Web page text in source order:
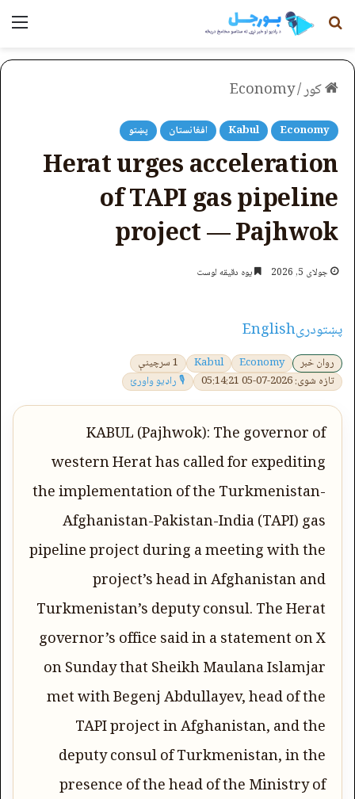
لټون
کور/
Economy
Economy
Kabul افغانستان پښتو
Herat urges acceleration
of TAPI gas pipeline
project — Pajhwok
جولای 5, 2026 یوه دقیقه لوست
پښتودریEnglish
روان خبر Economy
Kabul
1 سرچینې
تازه شوی: 2026-07-05 05:14:21
🎙 راډیو واورئ
KABUL (Pajhwok): The governor of
western Herat has called for expediting
the implementation of the Turkmenistan-
Afghanistan-Pakistan-India (TAPI) gas
pipeline project during a meeting with the
project’s head in Afghanistan and
Turkmenistan’s deputy consul. The Herat
governor’s office said in a statement on X
on Sunday that Sheikh Maulana Islamjar
met with Begenj Abdullayev, head of the
TAPI project in Afghanistan, and the
deputy consul of Turkmenistan, in the
presence of the head of the Ministry of